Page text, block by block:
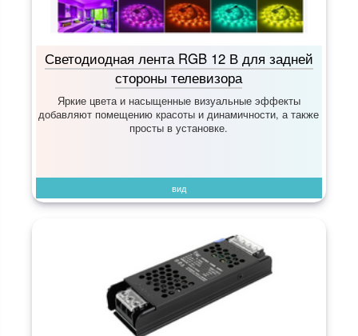
Светодиодная лента RGB 12 В для задней
стороны телевизора
Яркие цвета и насыщенные визуальные эффекты
добавляют помещению красоты и динамичности, а также
просты в установке.
вид